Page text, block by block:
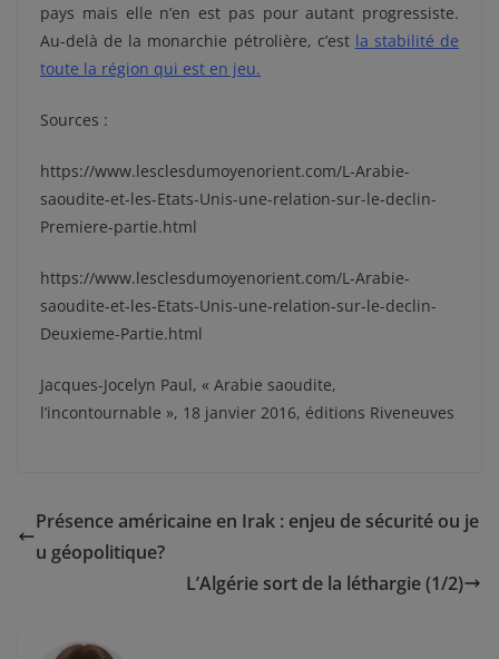
pays mais elle n’en est pas pour autant progressiste.
Au-delà de la monarchie pétrolière, c’est la stabilité de
toute la région qui est en jeu.
Sources :
https://www.lesclesdumoyenorient.com/L-Arabie-
saoudite-et-les-Etats-Unis-une-relation-sur-le-declin-
Premiere-partie.html
https://www.lesclesdumoyenorient.com/L-Arabie-
saoudite-et-les-Etats-Unis-une-relation-sur-le-declin-
Deuxieme-Partie.html
Jacques-Jocelyn Paul, « Arabie saoudite,
l’incontournable », 18 janvier 2016, éditions Riveneuves
Présence américaine en Irak : enjeu de sécurité ou je
u géopolitique?
L’Algérie sort de la léthargie (1/2)